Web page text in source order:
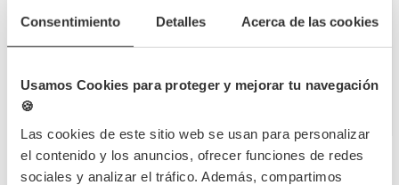
Consentimiento Detalles Acerca de las cookies
Usamos Cookies para proteger y mejorar tu navegación
🍪
Las cookies de este sitio web se usan para personalizar
el contenido y los anuncios, ofrecer funciones de redes
sociales y analizar el tráfico. Además, compartimos
Cantidad mín.600 UDS
124,15 €
0,207 € /Unidad
Hay stock
Cantidad mín. 500 UDS
134,92 €
0,270 €/Unidad
Fuera de stock